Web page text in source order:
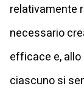
relativamente
necessario
efficace e,
ciascuno si